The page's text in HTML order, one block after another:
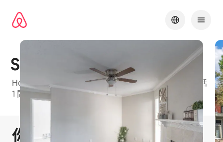
Serena Heights
Houston Metro⁠的 Airbnb 友⁠善公⁠寓大⁠樓⁠，可⁠選房⁠型包⁠括
1 間臥室和2 間臥室
1 / 13
你有機會賺取 $0 TWD 在